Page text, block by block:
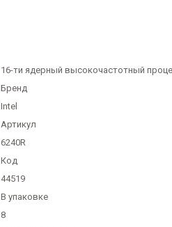
16-ти ядерный высокочастотный
Бренд
Intel
Артикул
6240R
Код
44519
В упаковке
8